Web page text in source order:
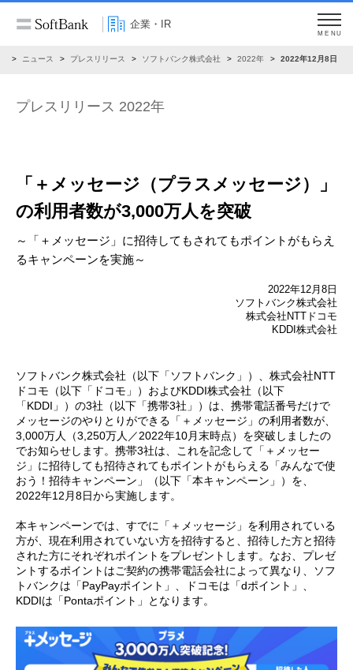
企業・IR
MENU
ニュース プレスリリース ソフトバンク株式会社 2022年 2022年12月8日
プレスリリース 2022年
「＋メッセージ（プラスメッセージ）」
の利用者数が3,000万人を突破
～「＋メッセージ」に招待してもされてもポイントがもらえ
るキャンペーンを実施～
2022年12月8日
ソフトバンク株式会社
株式会社NTTドコモ
KDDI株式会社
ソフトバンク株式会社（以下「ソフトバンク」）、株式会社NTT
ドコモ（以下「ドコモ」）およびKDDI株式会社（以下
「KDDI」）の3社（以下「携帯3社」）は、携帯電話番号だけで
メッセージのやりとりができる「＋メッセージ」の利用者数が、
3,000万人（3,250万人／2022年10月末時点）を突破しましたの
でお知らせします。携帯3社は、これを記念して「＋メッセー
ジ」に招待しても招待されてもポイントがもらえる「みんなで使
おう！招待キャンペーン」（以下「本キャンペーン」）を、
2022年12月8日から実施します。
本キャンペーンでは、すでに「＋メッセージ」を利用されている
方が、現在利用されていない方を招待すると、招待した方と招待
された方にそれぞれポイントをプレゼントします。なお、プレゼ
ントするポイントはご契約の携帯電話会社によって異なり、ソフ
トバンクは「PayPayポイント」、ドコモは「dポイント」、
KDDIは「Pontaポイント」となります。